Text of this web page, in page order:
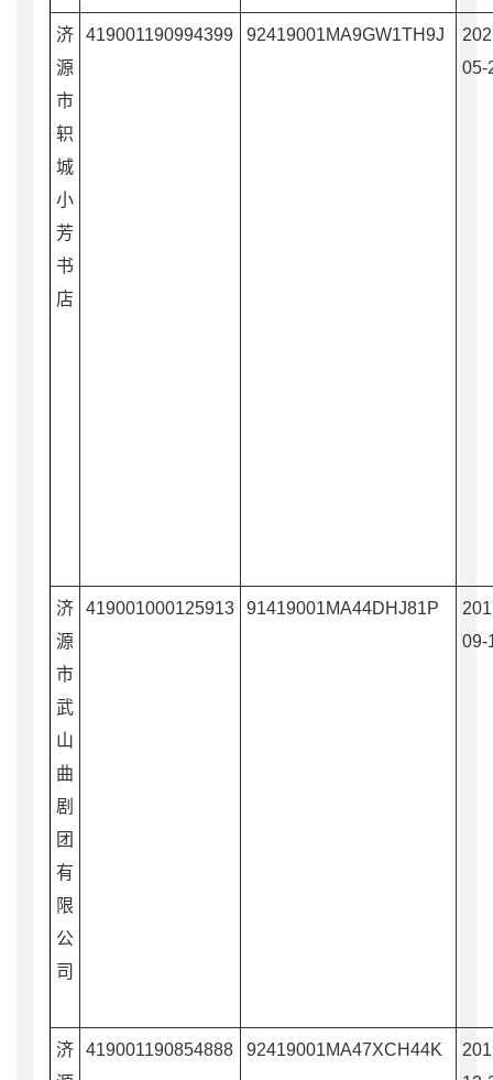
济
源
市
轵
城
小
芳
书
店
419001190994399 92419001MA9GW1TH9J
05-
济
源
市
武
山
曲
剧
团
有
限
公
司
419001000125913 91419001MA44DHJ81P
09-
济
419001190854888 92419001MA47XCH44K